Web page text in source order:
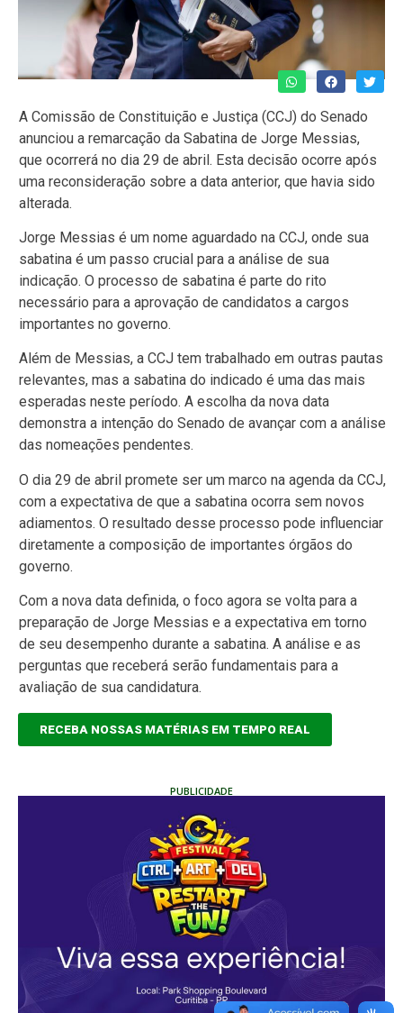
A Comissão de Constituição e Justiça (CCJ) do Senado
anunciou a remarcação da Sabatina de Jorge Messias,
que ocorrerá no dia 29 de abril. Esta decisão ocorre após
uma reconsideração sobre a data anterior, que havia sido
alterada.
Jorge Messias é um nome aguardado na CCJ, onde sua
sabatina é um passo crucial para a análise de sua
indicação. O processo de sabatina é parte do rito
necessário para a aprovação de candidatos a cargos
importantes no governo.
Além de Messias, a CCJ tem trabalhado em outras pautas
relevantes, mas a sabatina do indicado é uma das mais
esperadas neste período. A escolha da nova data
demonstra a intenção do Senado de avançar com a análise
das nomeações pendentes.
O dia 29 de abril promete ser um marco na agenda da CCJ,
com a expectativa de que a sabatina ocorra sem novos
adiamentos. O resultado desse processo pode influenciar
diretamente a composição de importantes órgãos do
governo.
Com a nova data definida, o foco agora se volta para a
preparação de Jorge Messias e a expectativa em torno
de seu desempenho durante a sabatina. A análise e as
perguntas que receberá serão fundamentais para a
avaliação de sua candidatura.
RECEBA NOSSAS MATÉRIAS EM TEMPO REAL
PUBLICIDADE